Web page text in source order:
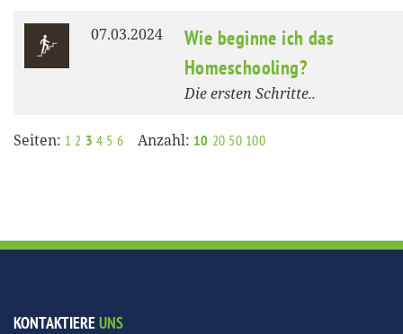
07.03.2024
Wie beginne ich das
Homeschooling?
Die ersten Schritte..
Seiten: 1 2 3 4 5 6Anzahl: 10 20 50 100
KONTAKTIEREUNS